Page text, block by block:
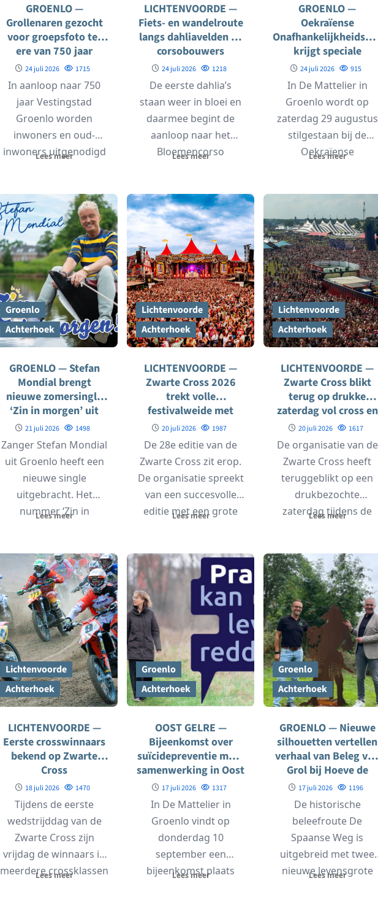
GROENLO —
Grollenaren gezocht
voor groepsfoto ter
ere van 750 jaar
Vestingstad
24 juli 2026 1715
In aanloop naar 750
jaar Vestingstad
Groenlo worden
inwoners en oud-
inwoners uitgenodigd
groepsfoto....
Lees meer
LICHTENVOORDE —
Fiets- en wandelroute
langs dahliavelden en
corsobouwers
24 juli 2026 1218
De eerste dahlia’s
staan weer in bloei en
daarmee begint de
aanloop naar het
Bloemencorso
kleuren...
Lees meer
GROENLO —
Oekraïense
krijgt speciale
bijeenkomst in
Groenlo
24 juli 2026 915
In De Mattelier in
Groenlo wordt op
zaterdag 29 augustus
stilgestaan bij de
Oekraïense
Lees meer
Groenlo
Achterhoek
GROENLO — Stefan
Mondial brengt
nieuwe zomersingle
‘Zin in morgen’ uit
21 juli 2026 1498
Zanger Stefan Mondial
uit Groenlo heeft een
nieuwe single
uitgebracht. Het
nummer ‘Zin in
Lees meer
Lichtenvoorde
Achterhoek
LICHTENVOORDE —
Zwarte Cross 2026
trekt volle
festivalweide met
sterke sfeer
20 juli 2026 1987
De 28e editie van de
Zwarte Cross zit erop.
De organisatie spreekt
van een succesvolle
editie met een grote
Lees meer
Lichtenvoorde
Achterhoek
LICHTENVOORDE —
Zwarte Cross blikt
terug op drukke
zaterdag vol cross en
muziek
20 juli 2026 1617
De organisatie van de
Zwarte Cross heeft
teruggeblikt op een
drukbezochte
zaterdag tijdens de
genoten...
Lees meer
Lichtenvoorde
Achterhoek
LICHTENVOORDE —
Eerste crosswinnaars
bekend op Zwarte
Cross
18 juli 2026 1470
Tijdens de eerste
wedstrijddag van de
Zwarte Cross zijn
vrijdag de winnaars in
meerdere crossklassen
Lees meer
Groenlo
Achterhoek
OOST GELRE —
Bijeenkomst over
suïcidepreventie moet
samenwerking in Oost
Gelre versterken
17 juli 2026 1317
In De Mattelier in
Groenlo vindt op
donderdag 10
september een
bijeenkomst plaats
Lees meer
Groenlo
Achterhoek
GROENLO — Nieuwe
silhouetten vertellen
verhaal van Beleg
Grol bij Hoeve de
Snippert
17 juli 2026 1196
De historische
beleefroute De
Spaanse Weg is
uitgebreid met twee
nieuwe levensgrote
Lees meer